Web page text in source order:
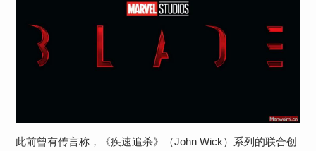
此前曾有传言称，《疾速追杀》（John Wick）系列的联合创